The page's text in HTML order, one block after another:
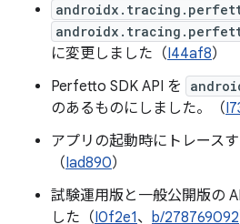
に変更しました（I44af8）
Perfetto SDK API を
のあるものにしました。（
アプリの起動時にトレース
（Iad890）
試験運用版と一般公開版の
した（I0f2e1、 b/278769092